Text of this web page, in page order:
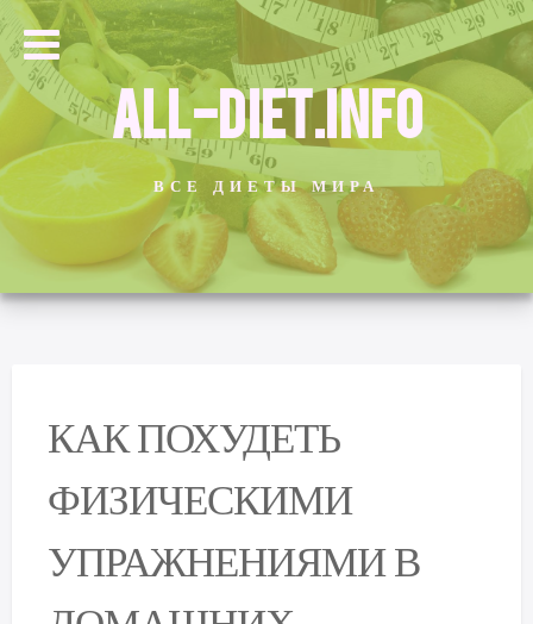
ALL-DIET.INFO
ВСЕ ДИЕТЫ МИРА
КАК ПОХУДЕТЬ
ФИЗИЧЕСКИМИ
УПРАЖНЕНИЯМИ В